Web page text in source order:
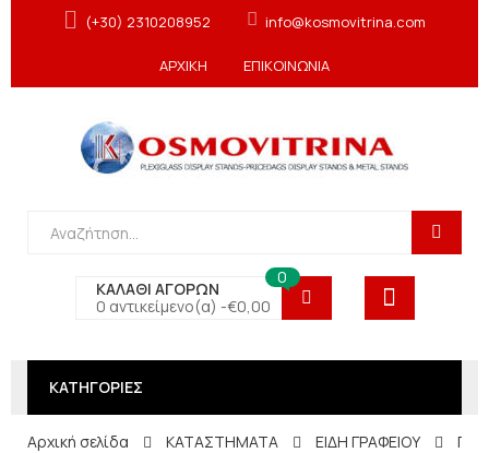
(+30) 2310208952 info@kosmovitrina.com
ΑΡΧΙΚΗ ΕΠΙΚΟΙΝΩΝΙΑ
ΚΑΛΑΘΙ ΑΓΟΡΩΝ
0 αντικείμενο(α) -€0,00
0
ΚΑΤΗΓΟΡΙΕΣ
Αρχική σελίδα ΚΑΤΑΣΤΗΜΑΤΑ ΕΙΔΗ ΓΡΑΦΕΙΟΥ